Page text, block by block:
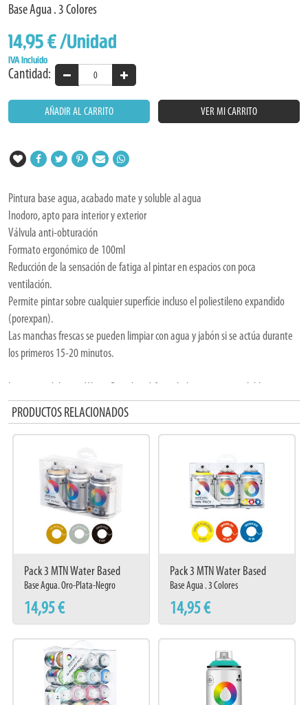
Base Agua . 3 Colores
14,95 €/Unidad
IVA Incluido
Cantidad:
AÑADIR AL CARRITO VER MI CARRITO
Pintura base agua, acabado mate y soluble al agua
Inodoro, apto para interior y exterior
Válvula anti-obturación
Formato ergonómico de 100ml
Reducción de la sensación de fatiga al pintar en espacios con poca
ventilación.
Permite pintar sobre cualquier superfície incluso el poliestileno expandido
(porexpan).
Las manchas frescas se pueden limpiar con agua y jabón si se actúa durante
los primeros 15-20 minutos.
La pintura del spray Water Based está formulada con resinas solubles en
agua con pigmentos de alta calidad, sin disolventes.
Está indicado para Bellas Artes, Graffiti y otros trabajos profesionales tanto
en interior com exterior.
La pintura es resistente al agua una vez ha secado.
PRODUCTOS RELACIONADOS
Pack 3 MTN Water Based
Christmas
Base Agua. Oro-Plata-Negro
14,95 €
Pack 3 MTN Water Based
Workshop
Base Agua . 3 Colores
14,95 €